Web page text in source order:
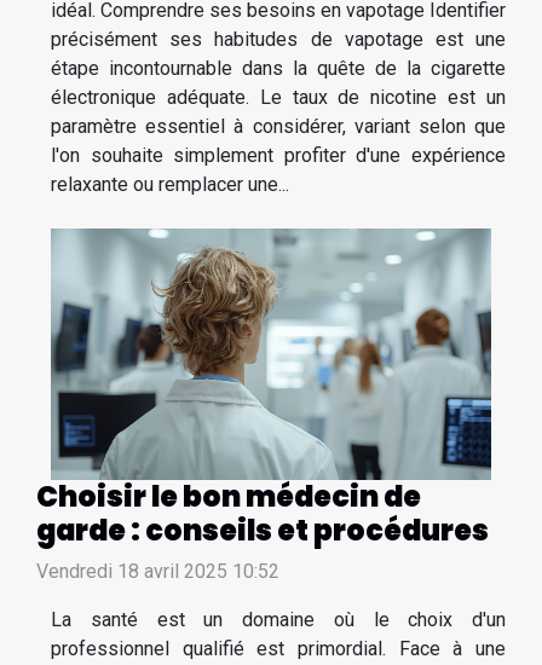
idéal. Comprendre ses besoins en vapotage Identifier
précisément ses habitudes de vapotage est une
étape incontournable dans la quête de la cigarette
électronique adéquate. Le taux de nicotine est un
paramètre essentiel à considérer, variant selon que
l'on souhaite simplement profiter d'une expérience
relaxante ou remplacer une...
Choisir le bon médecin de
garde : conseils et procédures
Vendredi 18 avril 2025 10:52
La santé est un domaine où le choix d'un
professionnel qualifié est primordial. Face à une